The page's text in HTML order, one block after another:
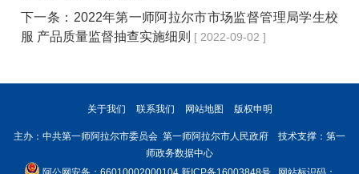
下一条： 2022年第一师阿拉尔市市场监督管理局学生校
服 产品质量监督抽查实施细则 [ 2022-09-02 ]
关于我们 联系我们 网站地图 版权申明
主办：中共第一师阿拉尔市委员会 第一师阿拉尔市人民政府 技术支撑：第一
师政务数据中心